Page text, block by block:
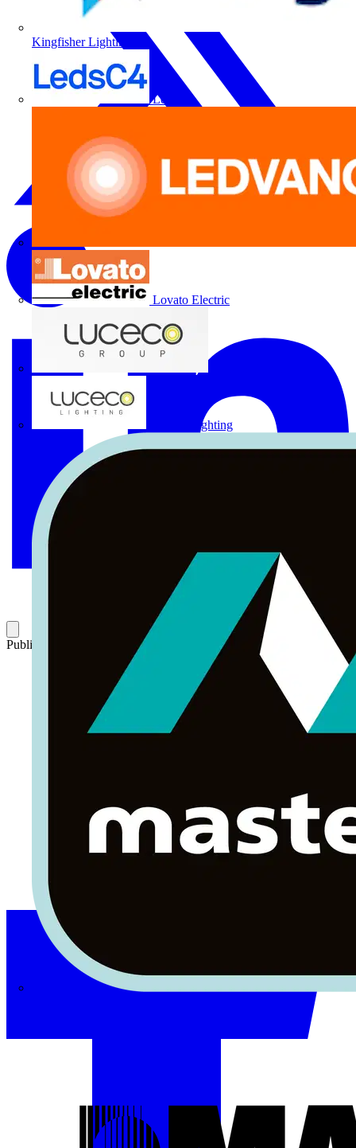
Kingfisher Lighting
LedsC4
Lovato Electric
Luceco Lighting
Publicado: 15 de junio de 2010 Categoría: Artículos técnicos